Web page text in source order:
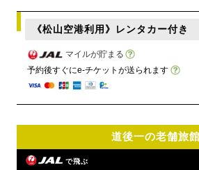
《松山空港利用》レンタカー付き
マイルが貯まる
予約後すぐにe-チケットが送られます
道後一の老舗旅館
で飛ぶ